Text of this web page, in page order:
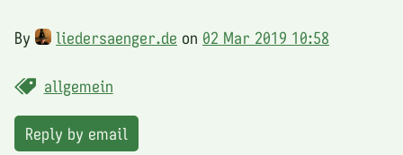
By liedersaenger.de on 02 Mar 2019 10:58
allgemein
Reply by email